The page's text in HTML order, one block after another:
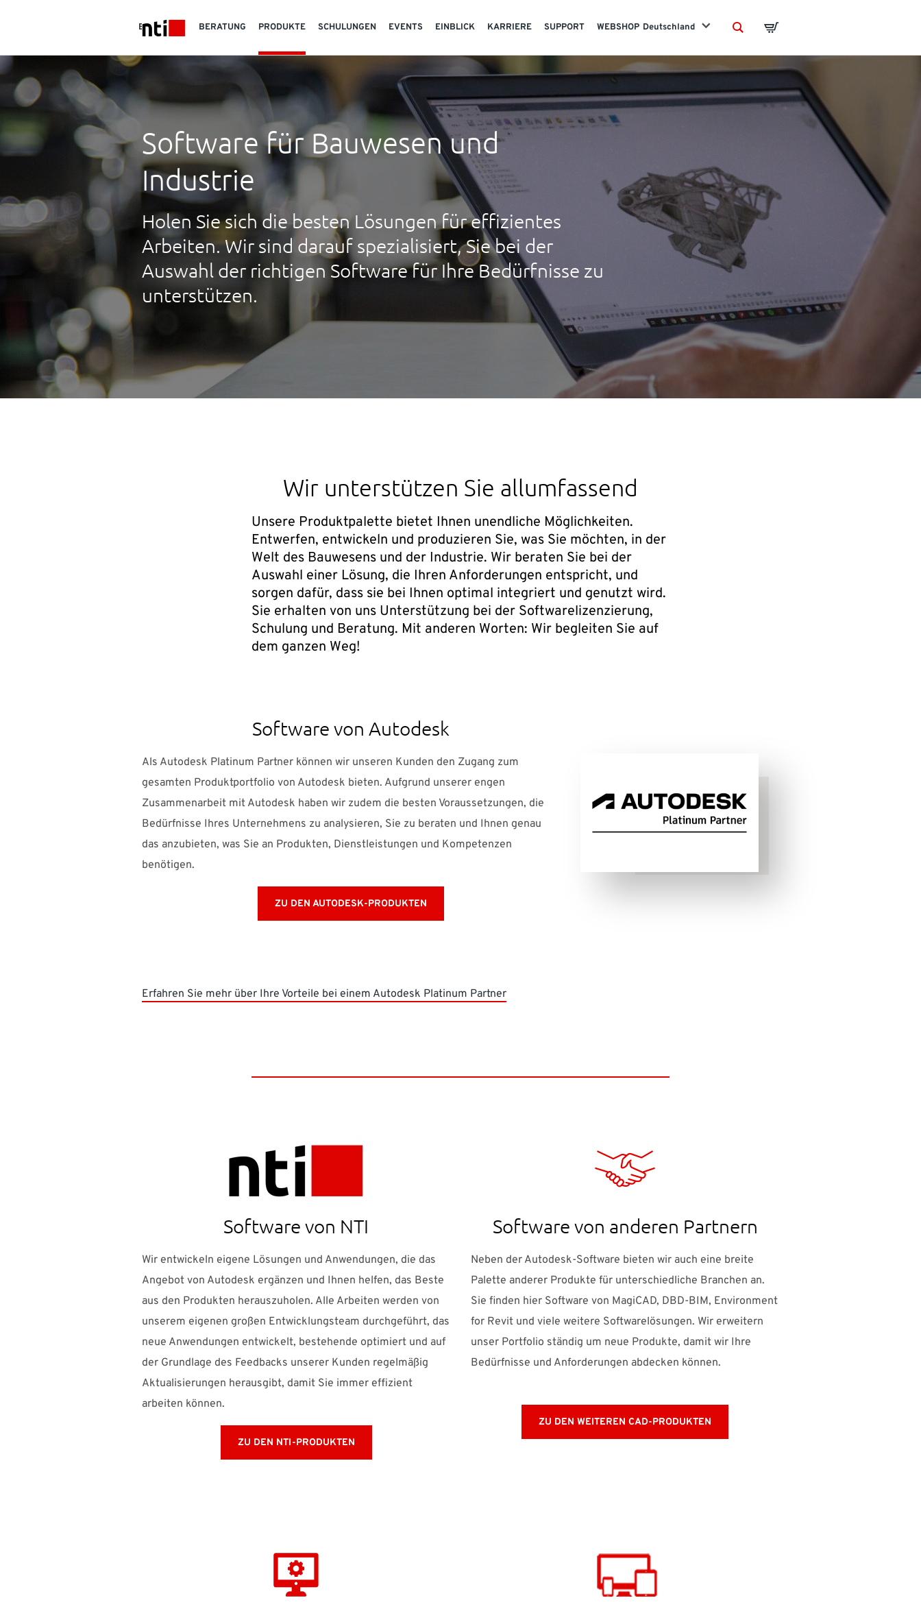
NTI logo
BRANCHEN BERATUNG PRODUKTE SCHULUNGEN EVENTS EINBLICK KARRIERE SUPPORT WEBSHOP Deutschland
SearchBasket
Software für Bauwesen und
Industrie
Holen Sie sich die besten Lösungen für effizientes
Arbeiten. Wir sind darauf spezialisiert, Sie bei der
Auswahl der richtigen Software für Ihre Bedürfnisse zu
unterstützen.
Wir unterstützen Sie allumfassend
Unsere Produktpalette bietet Ihnen unendliche Möglichkeiten.
Entwerfen, entwickeln und produzieren Sie, was Sie möchten, in der
Welt des Bauwesens und der Industrie. Wir beraten Sie bei der
Auswahl einer Lösung, die Ihren Anforderungen entspricht, und
sorgen dafür, dass sie bei Ihnen optimal integriert und genutzt wird.
Sie erhalten von uns Unterstützung bei der Softwarelizenzierung,
Schulung und Beratung. Mit anderen Worten: Wir begleiten Sie auf
dem ganzen Weg!
Software von Autodesk
Als Autodesk Platinum Partner können wir unseren Kunden den Zugang zum
gesamten Produktportfolio von Autodesk bieten. Aufgrund unserer engen
Zusammenarbeit mit Autodesk haben wir zudem die besten Voraussetzungen, die
Bedürfnisse Ihres Unternehmens zu analysieren, Sie zu beraten und Ihnen genau
das anzubieten, was Sie an Produkten, Dienstleistungen und Kompetenzen
benötigen.
ZU DEN AUTODESK-PRODUKTEN
Erfahren Sie mehr über Ihre Vorteile bei einem Autodesk Platinum Partner
Software von NTI
Wir entwickeln eigene Lösungen und Anwendungen, die das
Angebot von Autodesk ergänzen und Ihnen helfen, das Beste
aus den Produkten herauszuholen. Alle Arbeiten werden von
unserem eigenen großen Entwicklungsteam durchgeführt, das
neue Anwendungen entwickelt, bestehende optimiert und auf
der Grundlage des Feedbacks unserer Kunden regelmäßig
Aktualisierungen herausgibt, damit Sie immer effizient
arbeiten können.
ZU DEN NTI-PRODUKTEN
Software von anderen Partnern
Neben der Autodesk-Software bieten wir auch eine breite
Palette anderer Produkte für unterschiedliche Branchen an.
Sie finden hier Software von MagiCAD, DBD-BIM, Environment
for Revit und viele weitere Softwarelösungen. Wir erweitern
unser Portfolio ständig um neue Produkte, damit wir Ihre
Bedürfnisse und Anforderungen abdecken können.
ZU DEN WEITEREN CAD-PRODUKTEN